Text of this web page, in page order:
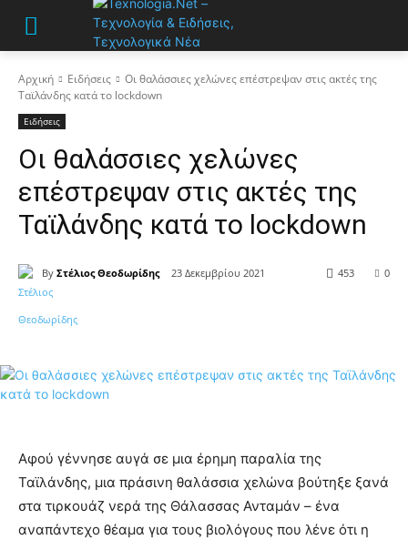
Αρχική Ειδήσεις
Οι θαλάσσιες χελώνες επέστρεψαν στις ακτές της
Ταϊλάνδης κατά το lockdown
Ειδήσεις
Οι θαλάσσιες χελώνες
επέστρεψαν στις ακτές της
Ταϊλάνδης κατά το lockdown
By Στέλιος Θεοδωρίδης 23 Δεκεμβρίου 2021 0
453
Αφού γέννησε αυγά σε μια έρημη παραλία της
Ταϊλάνδης, μια πράσινη θαλάσσια χελώνα βούτηξε ξανά
στα τιρκουάζ νερά της Θάλασσας Ανταμάν – ένα
αναπάντεχο θέαμα για τους βιολόγους που λένε ότι η